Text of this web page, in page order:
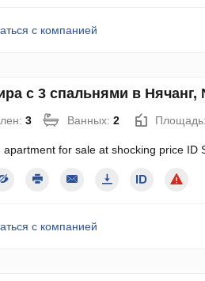
с компанией
с 3 спальнями в
3 Ванных: 2 Площадь:
apartment for sale at shocking price ID
с компанией